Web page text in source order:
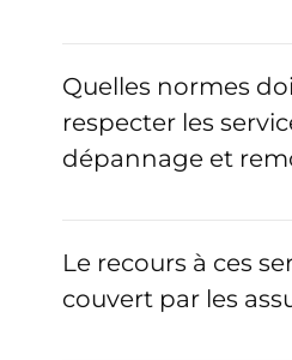
Quelles normes
respecter les
dépannage et
Le recours à ces
couvert par les